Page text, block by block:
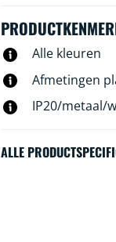
van het perfecte
Alle kleuren
Afmetingen
IP20/metaal/
ALLE